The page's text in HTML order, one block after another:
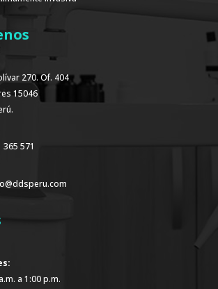
270. Of. 404
15046
365 571
a 1:00 p.m.